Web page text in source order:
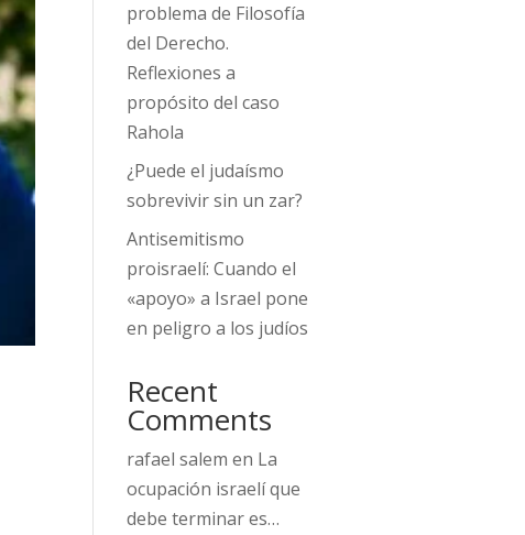
problema de Filosofía
del Derecho.
Reflexiones a
propósito del caso
Rahola
¿Puede el judaísmo
sobrevivir sin un zar?
Antisemitismo
proisraelí: Cuando el
«apoyo» a Israel pone
en peligro a los judíos
Recent
Comments
rafael salem en La
ocupación israelí que
debe terminar es…